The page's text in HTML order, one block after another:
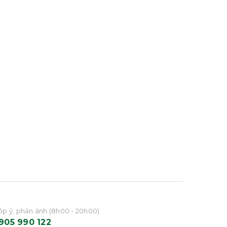
ý, phản ánh (8h00 - 20h00)
990 122